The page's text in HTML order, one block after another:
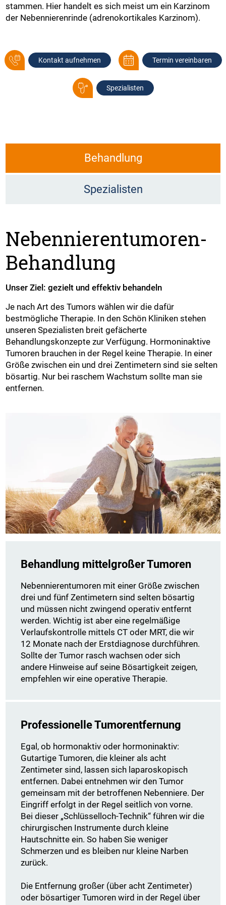
stammen. Hier handelt es sich meist um ein Karzinom
der Nebennierenrinde (adrenokortikales Karzinom).
Kontakt aufnehmen Termin vereinbaren
Spezialisten
Behandlung
Spezialisten
Nebennierentumoren-
Behandlung
Unser Ziel: gezielt und effektiv behandeln
Je nach Art des Tumors wählen wir die dafür
bestmögliche Therapie. In den Schön Kliniken stehen
unseren Spezialisten breit gefächerte
Behandlungskonzepte zur Verfügung. Hormoninaktive
Tumoren brauchen in der Regel keine Therapie. In einer
Größe zwischen ein und drei Zentimetern sind sie selten
bösartig. Nur bei raschem Wachstum sollte man sie
entfernen.
Behandlung mittelgroßer Tumoren
Nebennierentumoren mit einer Größe zwischen
drei und fünf Zentimetern sind selten bösartig
und müssen nicht zwingend operativ entfernt
werden. Wichtig ist aber eine regelmäßige
Verlaufskontrolle mittels CT oder MRT, die wir
12 Monate nach der Erstdiagnose durchführen.
Sollte der Tumor rasch wachsen oder sich
andere Hinweise auf seine Bösartigkeit zeigen,
empfehlen wir eine operative Therapie.
Professionelle Tumorentfernung
Egal, ob hormonaktiv oder hormoninaktiv:
Gutartige Tumoren, die kleiner als acht
Zentimeter sind, lassen sich laparoskopisch
entfernen. Dabei entnehmen wir den Tumor
gemeinsam mit der betroffenen Nebenniere. Der
Eingriff erfolgt in der Regel seitlich von vorne.
Bei dieser „Schlüsselloch-Technik“ führen wir die
chirurgischen Instrumente durch kleine
Hautschnitte ein. So haben Sie weniger
Schmerzen und es bleiben nur kleine Narben
zurück.
Die Entfernung großer (über acht Zentimeter)
oder bösartiger Tumoren wird in der Regel über